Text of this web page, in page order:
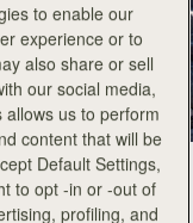
to enable our
experience or to
also share or sell
our social media,
us to perform
content that will be
Default Settings,
to opt -in or -out of
profiling, and